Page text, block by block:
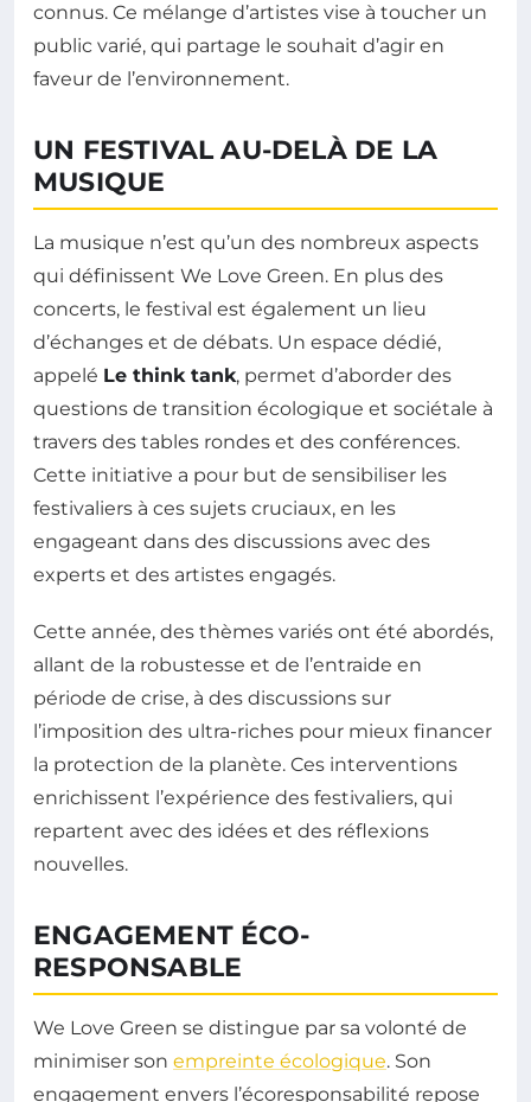
connus. Ce mélange d’artistes vise à toucher un
public varié, qui partage le souhait d’agir en
faveur de l’environnement.
UN FESTIVAL AU-DELÀ DE LA
MUSIQUE
La musique n’est qu’un des nombreux aspects
qui définissent We Love Green. En plus des
concerts, le festival est également un lieu
d’échanges et de débats. Un espace dédié,
appelé Le think tank, permet d’aborder des
questions de transition écologique et sociétale à
travers des tables rondes et des conférences.
Cette initiative a pour but de sensibiliser les
festivaliers à ces sujets cruciaux, en les
engageant dans des discussions avec des
experts et des artistes engagés.
Cette année, des thèmes variés ont été abordés,
allant de la robustesse et de l’entraide en
période de crise, à des discussions sur
l’imposition des ultra-riches pour mieux financer
la protection de la planète. Ces interventions
enrichissent l’expérience des festivaliers, qui
repartent avec des idées et des réflexions
nouvelles.
ENGAGEMENT ÉCO-
RESPONSABLE
We Love Green se distingue par sa volonté de
minimiser son empreinte écologique. Son
engagement envers l’écoresponsabilité repose